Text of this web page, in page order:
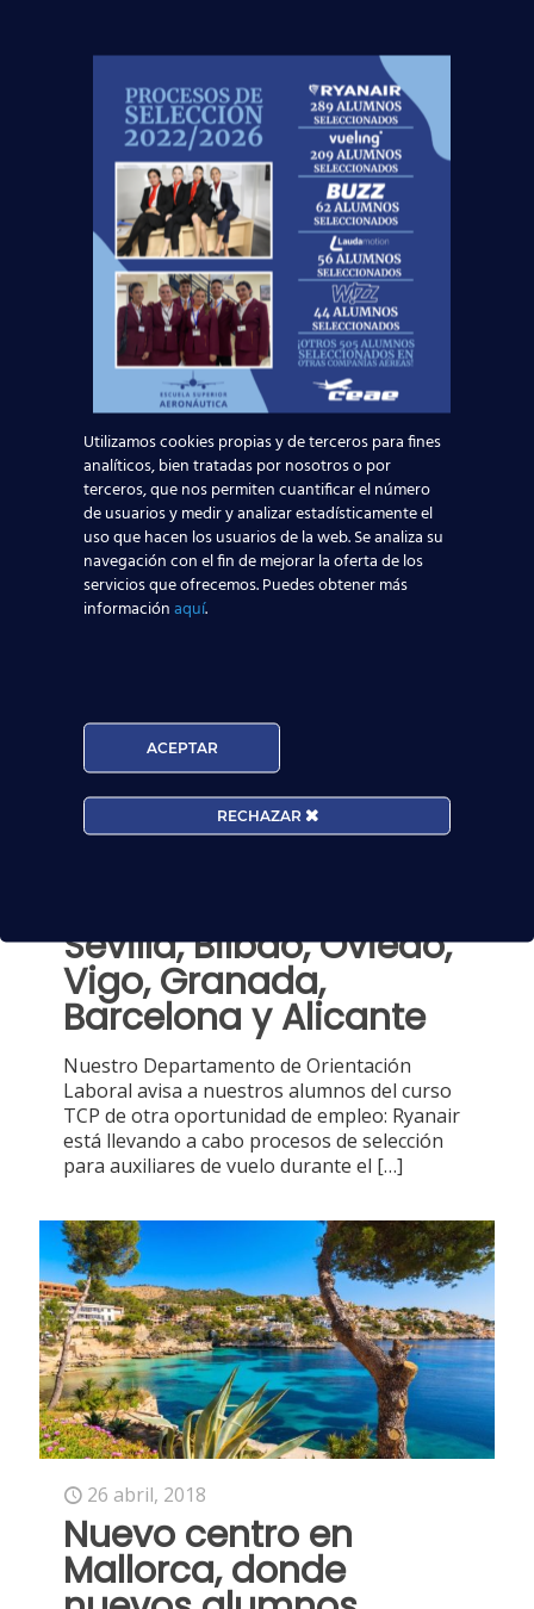
grupos nuevos en
Tenerife, Gerona, Gijón,
Mallorca, Jerez, Murcia
y Las Palmas.
¡Nuestros futuros TCP!
En nuestro post de hoy nos gustaría dar la
bienvenida a nuevas promociones que han
comenzado su formación en toda nuestra
Red de Centros de Estudios
[…]
12 julio, 2018
Oferta de empleo TCP:
Recruitment Days de
Ryanair en julio de
Sevilla, Bilbao, Oviedo,
Vigo, Granada,
Barcelona y Alicante
Nuestro Departamento de Orientación
Laboral avisa a nuestros alumnos del curso
TCP de otra oportunidad de empleo: Ryanair
está llevando a cabo procesos de selección
para auxiliares de vuelo durante el […]
26 abril, 2018
Nuevo centro en
Mallorca, donde
Utilizamos cookies propias y de terceros para fines
analíticos, bien tratadas por nosotros o por
terceros, que nos permiten cuantificar el número
de usuarios y medir y analizar estadísticamente el
uso que hacen los usuarios de la web. Se analiza su
navegación con el fin de mejorar la oferta de los
servicios que ofrecemos. Puedes obtener más
informaciónaquí.
ACEPTAR
RECHAZAR